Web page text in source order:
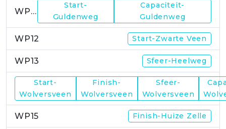
WP11
Start-
Guldenweg
Capaciteit-
Guldenweg
WP12 Start-Zwarte Veen
WP13 Sfeer-Heelweg
Start-
Wolversveen
Finish-
Wolversveen
Sfeer-
Wolversveen
WP15 Finish-Huize Zelle